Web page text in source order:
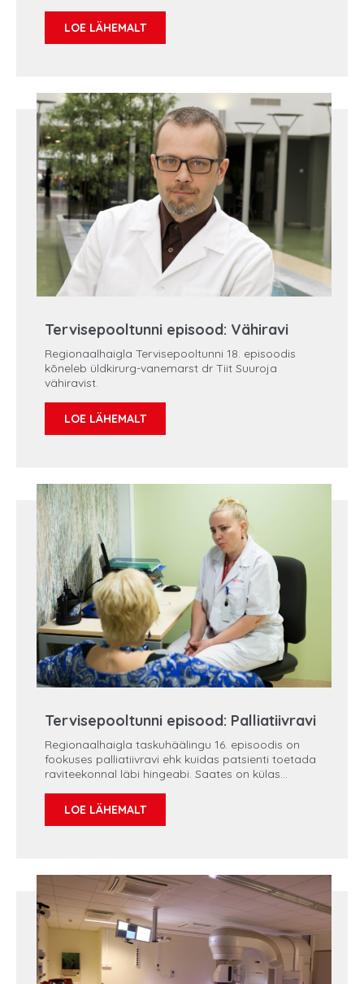
Mariken Rossiga Mida kujutavad endast
verehaigused, kui sagedased need on ja millised o
LOE LÄHEMALT
Tervisepooltunni episood: Vähiravi
Regionaalhaigla Tervisepooltunni 18. episoodis
kõneleb üldkirurg-vanemarst dr Tiit Suuroja
vähiravist.
LOE LÄHEMALT
Tervisepooltunni episood: Palliatiivravi
Regionaalhaigla taskuhäälingu 16. episoodis on
fookuses palliatiivravi ehk kuidas patsienti toetada
raviteekonnal läbi hingeabi. Saates on külas
Sillaste. Sõna palliatiivravi ei pruugi olla kõigile
tuttav.
LOE LÄHEMALT